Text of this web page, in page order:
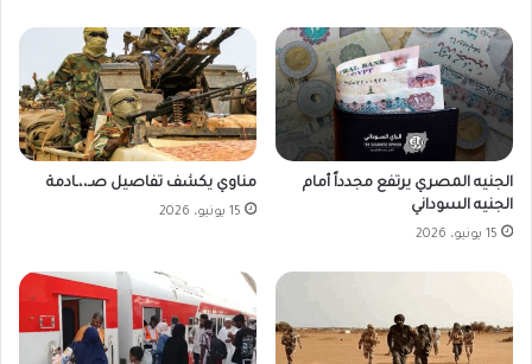
الجنيه المصري يرتفع مجدداً أمام
الجنيه السوداني
15 يونيو، 2026
مناوي يكشف تفاصيل صـ،،ـادمة
15 يونيو، 2026